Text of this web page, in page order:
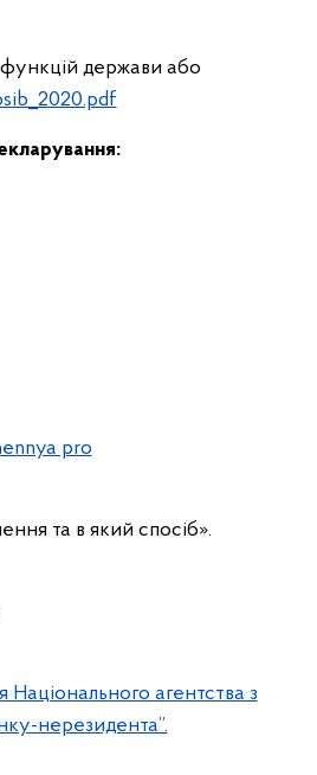
функцій держави або
pro
та в який спосіб».
агентства з
нерезидента”.